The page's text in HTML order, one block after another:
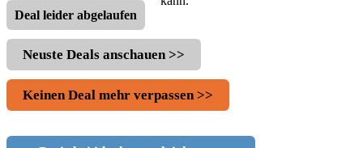
Deal leider abgelaufen
Neuste Deals anschauen >>
Keinen Deal mehr verpassen >>